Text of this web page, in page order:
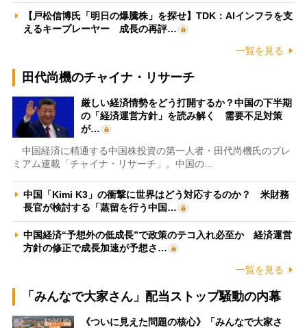
【戸松信博氏「明日の爆騰株」を探せ】TDK：AIインフラを支
えるキープレーヤー 成長の再評…
一覧を見る
田代尚機のチャイナ・リサーチ
厳しい経済情勢をどう打開するか？中国の下半期
の「経済運営方針」を読み解く 需要不足対策
が…
中国経済に精通する中国株投資の第一人者・田代尚機氏のプレ
ミアム連載「チャイナ・リサーチ」。中国の…
中国「Kimi K3」の衝撃に世界はどう対応するのか？ 米財務
長官が検討する「蒸留を行う中国…
中国経済“予想外の低成長”で政策のテコ入れ必至か 経済運営
方針の修正で成長加速が予想さ…
一覧を見る
「みんなで大家さん」配当ストップ騒動の内幕
《ついに見えた問題の核心》「みんなで大家さ